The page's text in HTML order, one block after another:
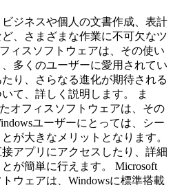
ジネスや個人の文書作成、表計
、さまざまな作業に不可欠なツ
ィスソフトウェアは、その使い
多くのユーザーに愛用されてい
り、さらなる進化が期待される
て、詳しく説明します。 ま
オフィスソフトウェアは、その
ユーザーにとっては、シー
が大きなメリットとなります。
アプリにアクセスしたり、詳細
が簡単に行えます。 Microsoft
ウェアは、Windowsに標準搭載